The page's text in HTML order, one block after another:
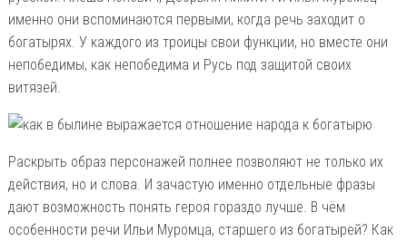
именно они вспоминаются первыми, когда речь заходит о
богатырях. У каждого из троицы свои функции, но вместе они
непобедимы, как непобедима и Русь под защитой своих
витязей.
Раскрыть образ персонажей полнее позволяют не только их
действия, но и слова. И зачастую именно отдельные фразы
дают возможность понять героя гораздо лучше. В чём
особенности речи Ильи Муромца, старшего из богатырей? Как